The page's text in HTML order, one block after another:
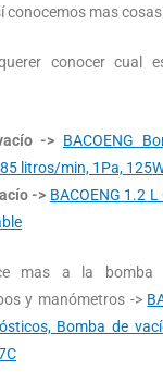
conocemos mas
conocer cual
-> BACOENG
litros/min, 1Pa,
-> BACOENG 1.2
mas a la bomba
y manómetros ->
Bomba de